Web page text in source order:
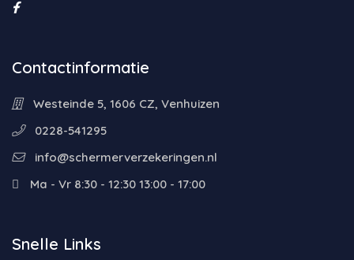
Contactinformatie
Westeinde 5, 1606 CZ, Venhuizen
0228-541295
info@schermerverzekeringen.nl
Ma - Vr 8:30 - 12:30 13:00 - 17:00
Snelle Links